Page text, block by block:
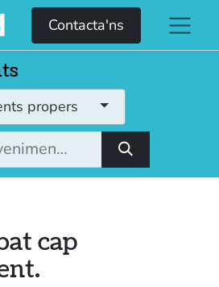
Contacta'ns
propers
cap